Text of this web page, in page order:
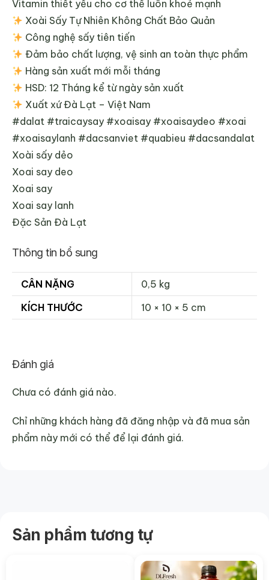
Vitamin thiết yếu cho cơ thể luôn khoẻ mạnh
Xoài Sấy Tự Nhiên Không Chất Bảo Quản
Công nghệ sấy tiên tiến
Đảm bảo chất lượng, vệ sinh an toàn thực phẩm
Hàng sản xuất mới mỗi tháng
HSD: 12 Tháng kể từ ngày sản xuất
Xuất xứ Đà Lạt – Việt Nam
#dalat #traicaysay #xoaisay #xoaisaydeo #xoai
#xoaisaylanh #dacsanviet #quabieu #dacsandalat
Xoài sấy dẻo
Xoai say deo
Xoai say
Xoai say lanh
Đặc Sản Đà Lạt
Thông tin bổ sung
CÂN NẶNG
0,5 kg
KÍCH THƯỚC
10 × 10 × 5 cm
Đánh giá
Chưa có đánh giá nào.
Chỉ những khách hàng đã đăng nhập và đã mua sản
phẩm này mới có thể để lại đánh giá.
Sản phẩm tương tự